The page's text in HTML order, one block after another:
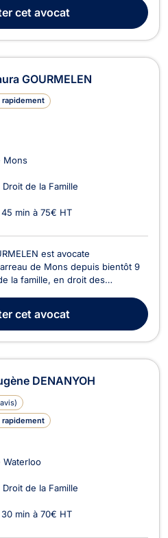
suivi avec succès le certificat
la restructurat...
cet avocat
GOURMELEN
rapidement
Mons
de la Famille
min à 75€ HT
est avocate
de Mons depuis bientôt 9
la famille, en droit des
et vous conseille dans le
liées à ces matières. ...
cet avocat
DENANYOH
)
rapidement
Waterloo
de la Famille
min à 70€ HT